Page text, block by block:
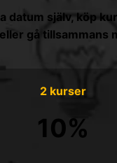
datum själv, köp
gå tillsammans
2 kurser
10%